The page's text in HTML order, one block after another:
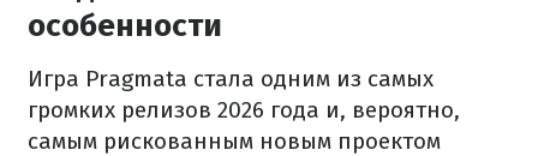
особенности
Игра Pragmata стала одним из самых
громких релизов 2026 года и, вероятно,
самым рискованным новым проектом